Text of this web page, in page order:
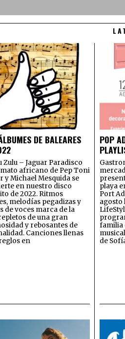
DE BALEARES
Zulu – Jaguar Paradisco
africano de Pep Toni
y Michael Mesquida se
en nuestro disco
de 2022. Ritmos
melodías pegadizas y
de voces marca de la
de una gran
y rebosantes de
Canciones llenas
en
POP
playa
Port
agosto
familia
de